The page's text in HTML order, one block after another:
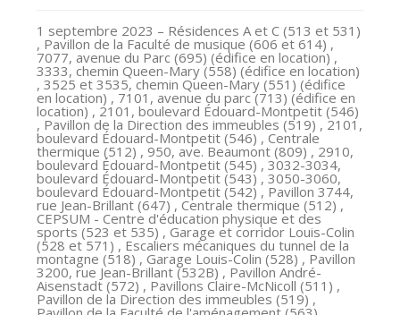
1 septembre 2023 – Résidences A et C (513 et 531)
, Pavillon de la Faculté de musique (606 et 614) ,
7077, avenue du Parc (695) (édifice en location) ,
3333, chemin Queen-Mary (558) (édifice en location)
, 3525 et 3535, chemin Queen-Mary (551) (édifice
en location) , 7101, avenue du parc (713) (édifice en
location) , 2101, boulevard Édouard-Montpetit (546)
, Pavillon de la Direction des immeubles (519) , 2101,
boulevard Édouard-Montpetit (546) , Centrale
thermique (512) , 950, ave. Beaumont (809) , 2910,
boulevard Édouard-Montpetit (545) , 3032-3034,
boulevard Édouard-Montpetit (543) , 3050-3060,
boulevard Édouard-Montpetit (542) , Pavillon 3744,
rue Jean-Brillant (647) , Centrale thermique (512) ,
CEPSUM - Centre d'éducation physique et des
sports (523 et 535) , Garage et corridor Louis-Colin
(528 et 571) , Escaliers mécaniques du tunnel de la
montagne (518) , Garage Louis-Colin (528) , Pavillon
3200, rue Jean-Brillant (532B) , Pavillon André-
Aisenstadt (572) , Pavillons Claire-McNicoll (511) ,
Pavillon de la Direction des immeubles (519) ,